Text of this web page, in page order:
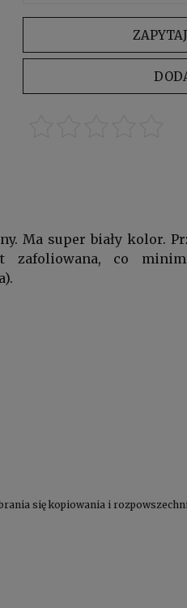
Ma super biały kolor.
zafoliowana, co
się kopiowania i